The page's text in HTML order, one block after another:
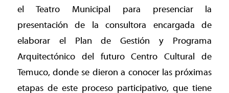
el Teatro Municipal para presenciar la
presentación de la consultora encargada de
elaborar el Plan de Gestión y Programa
Arquitectónico del futuro Centro Cultural de
Temuco, donde se dieron a conocer las próximas
etapas de este proceso participativo, que tiene